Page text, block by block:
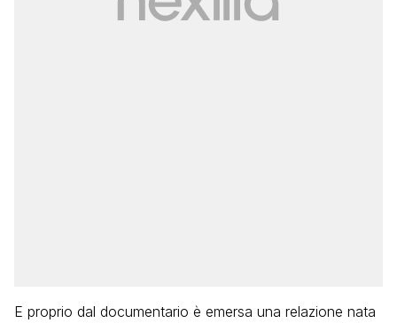
E proprio dal documentario è emersa una relazione nata